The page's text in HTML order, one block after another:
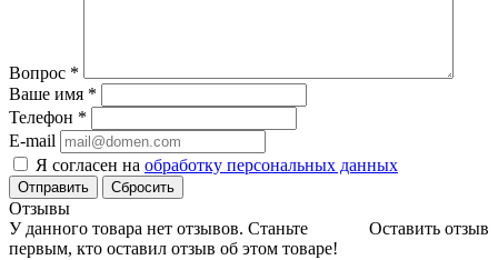
Вопрос *
Ваше имя *
Телефон *
E-mail
Я согласен на обработку персональных данных
Сбросить
Отзывы
Оставить отзыв
У данного товара нет отзывов. Станьте
первым, кто оставил отзыв об этом товаре!